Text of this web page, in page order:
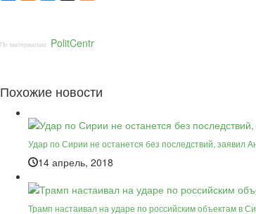
По материалам: PolitCentr
Похожие новости
Удар по Сирии не останется без последствий, заявил
14 апрель, 2018
Трамп настаивал на ударе по российским объектам в